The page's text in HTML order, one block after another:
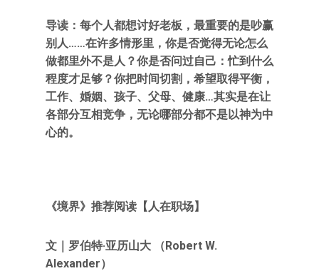
导读：每个人都想讨好老板，最重要的是吵赢
别人……在许多情形里，你是否觉得无论怎么
做都里外不是人？你是否问过自己：忙到什么
程度才足够？你把时间切割，希望取得平衡，
工作、婚姻、孩子、父母、健康…其实是在让
各部分互相竞争，无论哪部分都不是以神为中
心的。
《境界》推荐阅读【人在职场】
文｜罗伯特·亚历山大 （Robert W.
Alexander）